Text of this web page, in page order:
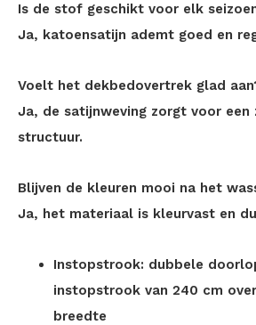
Is de stof geschikt voor elk
Ja, katoensatijn ademt goed en
Voelt het dekbedovertrek glad
Ja, de satijnweving zorgt voor een
structuur.
Blijven de kleuren mooi na het
Ja, het materiaal is kleurvast en
Instopstrook: dubbele
instopstrook van 240 cm
breedte